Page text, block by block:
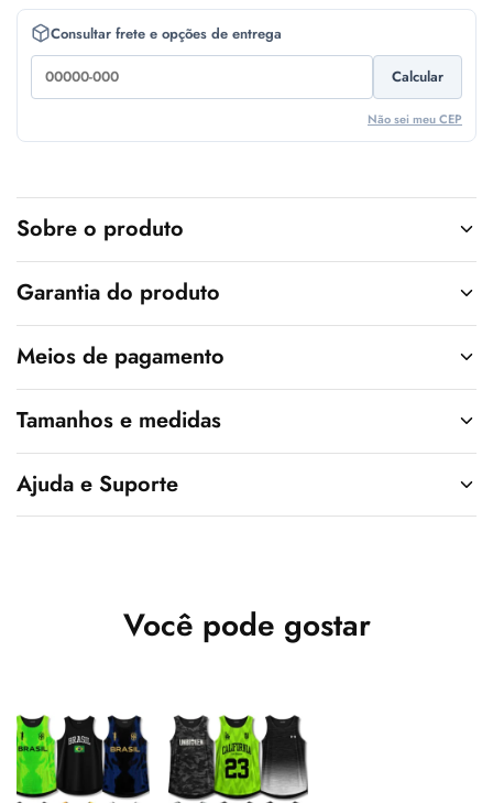
Boston Brasilgreen BrasilCircle
BrasilShiled
StreetbrOcean
i
v
e
:
Consultar frete e opções de entrega
Calcular
Não sei meu CEP
Sobre o produto
Garantia do produto
Meios de pagamento
Tamanhos e medidas
Ajuda e Suporte
Você pode gostar